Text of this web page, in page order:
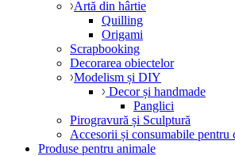
Artă din hârtie
Quilling
Origami
Scrapbooking
Decorarea obiectelor
Modelism și DIY
Decor și handmade
Panglici
Pirogravură și Sculptură
Accesorii și consumabile pentru
Produse pentru animale